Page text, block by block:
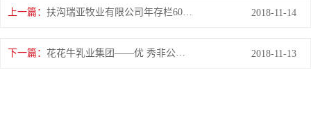
上一篇： 扶沟瑞亚牧业有限公司年存栏6000头奶牛养殖建设项目 环境影响评价公众参与第二次公示 2018-11-14
下一篇： 花花牛乳业集团——优 秀非公有制行业领军型企业 2018-11-13